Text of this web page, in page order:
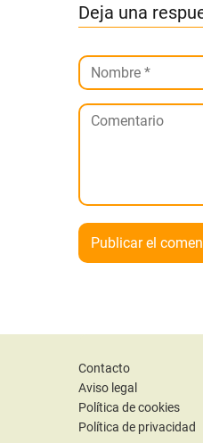
Deja una
Contacto
Aviso legal
Política de cookies
Política de privacidad